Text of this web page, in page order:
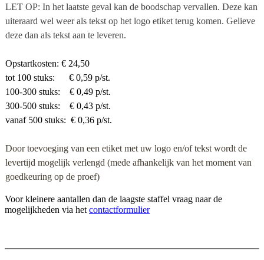
LET OP: In het laatste geval kan de boodschap vervallen. Deze kan
uiteraard wel weer als tekst op het logo etiket terug komen. Gelieve
deze dan als tekst aan te leveren.
Opstartkosten: € 24,50
tot 100 stuks: € 0,59 p/st.
100-300 stuks: € 0,49 p/st.
300-500 stuks: € 0,43 p/st.
vanaf 500 stuks: € 0,36 p/st.
Door toevoeging van een etiketmet uw logo en/of tekst wordt de
levertijd mogelijk verlengd (mede afhankelijk van het moment van
goedkeuring op de proef)
Voor kleinere aantallen dan de laagste staffel vraag naar de
mogelijkheden via hetcontactformulier